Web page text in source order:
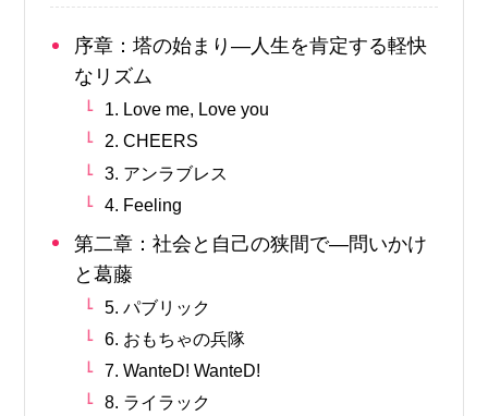
序章：塔の始まり—人生を肯定する軽快
なリズム
1. Love me, Love you
2. CHEERS
3. アンラブレス
4. Feeling
第二章：社会と自己の狭間で—問いかけ
と葛藤
5. パブリック
6. おもちゃの兵隊
7. WanteD! WanteD!
8. ライラック